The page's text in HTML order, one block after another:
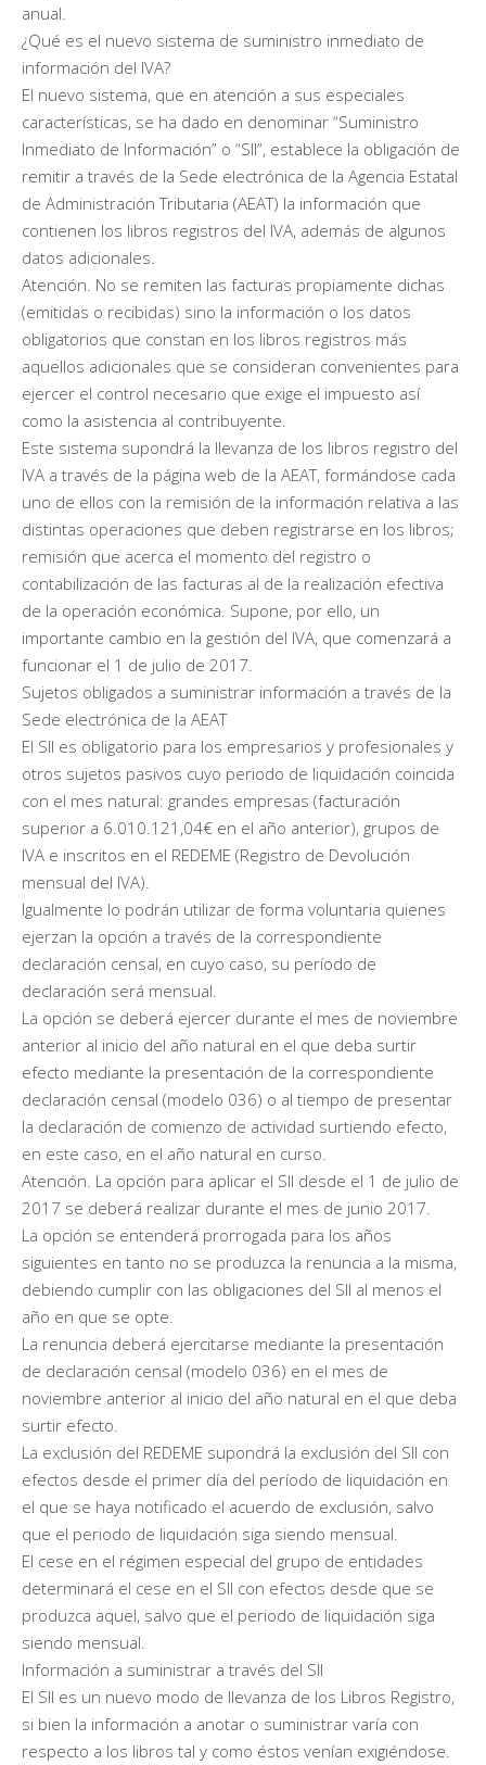
anual.
¿Qué es el nuevo sistema de suministro inmediato de
información del IVA?
El nuevo sistema, que en atención a sus especiales
características, se ha dado en denominar “Suministro
Inmediato de Información” o “SII”, establece la obligación de
remitir a través de la Sede electrónica de la Agencia Estatal
de Administración Tributaria (AEAT) la información que
contienen los libros registros del IVA, además de algunos
datos adicionales.
Atención. No se remiten las facturas propiamente dichas
(emitidas o recibidas) sino la información o los datos
obligatorios que constan en los libros registros más
aquellos adicionales que se consideran convenientes para
ejercer el control necesario que exige el impuesto así
como la asistencia al contribuyente.
Este sistema supondrá la llevanza de los libros registro del
IVA a través de la página web de la AEAT, formándose cada
uno de ellos con la remisión de la información relativa a las
distintas operaciones que deben registrarse en los libros;
remisión que acerca el momento del registro o
contabilización de las facturas al de la realización efectiva
de la operación económica. Supone, por ello, un
importante cambio en la gestión del IVA, que comenzará a
funcionar el 1 de julio de 2017.
Sujetos obligados a suministrar información a través de la
Sede electrónica de la AEAT
El SII es obligatorio para los empresarios y profesionales y
otros sujetos pasivos cuyo periodo de liquidación coincida
con el mes natural: grandes empresas (facturación
superior a 6.010.121,04€ en el año anterior), grupos de
IVA e inscritos en el REDEME (Registro de Devolución
mensual del IVA).
Igualmente lo podrán utilizar de forma voluntaria quienes
ejerzan la opción a través de la correspondiente
declaración censal, en cuyo caso, su período de
declaración será mensual.
La opción se deberá ejercer durante el mes de noviembre
anterior al inicio del año natural en el que deba surtir
efecto mediante la presentación de la correspondiente
declaración censal (modelo 036) o al tiempo de presentar
la declaración de comienzo de actividad surtiendo efecto,
en este caso, en el año natural en curso.
Atención. La opción para aplicar el SII desde el 1 de julio de
2017 se deberá realizar durante el mes de junio 2017.
La opción se entenderá prorrogada para los años
siguientes en tanto no se produzca la renuncia a la misma,
debiendo cumplir con las obligaciones del SII al menos el
año en que se opte.
La renuncia deberá ejercitarse mediante la presentación
de declaración censal (modelo 036) en el mes de
noviembre anterior al inicio del año natural en el que deba
surtir efecto.
La exclusión del REDEME supondrá la exclusión del SII con
efectos desde el primer día del período de liquidación en
el que se haya notificado el acuerdo de exclusión, salvo
que el periodo de liquidación siga siendo mensual.
El cese en el régimen especial del grupo de entidades
determinará el cese en el SII con efectos desde que se
produzca aquel, salvo que el periodo de liquidación siga
siendo mensual.
Información a suministrar a través del SII
El SII es un nuevo modo de llevanza de los Libros Registro,
si bien la información a anotar o suministrar varía con
respecto a los libros tal y como éstos venían exigiéndose.